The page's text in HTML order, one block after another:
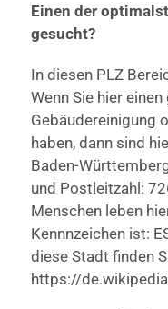
Einen der
gesucht?
In diesen PLZ
Wenn Sie hier
Gebäudereinigung
haben, dann sind
Baden-
und Postleitzahl:
Menschen leben
Kennnzeichen ist:
diese Stadt finden
https://